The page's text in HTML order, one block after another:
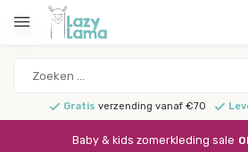
Gratis verzending vanaf €70
Baby & kids zomerkleding sale